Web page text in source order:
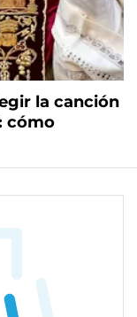
la canción
cómo